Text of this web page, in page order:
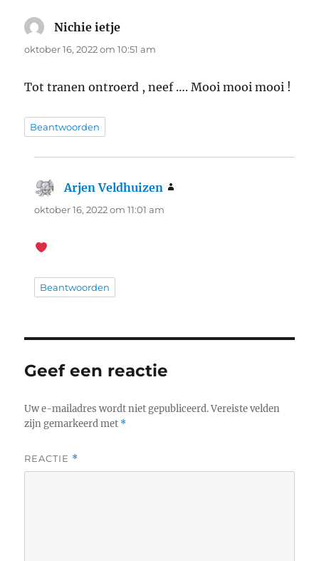
Nichie ietje
oktober 16, 2022 om 10:51 am
Tot tranen ontroerd , neef …. Mooi mooi mooi !
Beantwoorden
Arjen Veldhuizen
oktober 16, 2022 om 11:01 am
Beantwoorden
Geef een reactie
Uw e-mailadres wordt niet gepubliceerd. Vereiste velden
zijn gemarkeerd met *
REACTIE *